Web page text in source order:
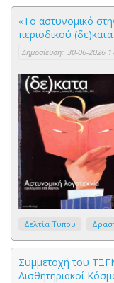
«Το αστυνομικό
περιοδικού
Δημοσίευση: 30-06-2026
Δελτία Τύπου
Συμμετοχή του
Αισθητηριακοί